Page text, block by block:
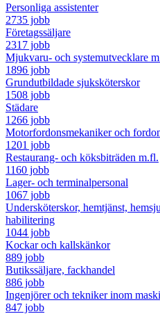
Personliga assistenter
2735 jobb
Företagssäljare
2317 jobb
Mjukvaru- och systemutvecklare
1896 jobb
Grundutbildade sjuksköterskor
1508 jobb
Städare
1266 jobb
Motorfordonsmekaniker och
1201 jobb
Restaurang- och köksbiträden m.fl.
1160 jobb
Lager- och terminalpersonal
1067 jobb
Undersköterskor, hemtjänst,
habilitering
1044 jobb
Kockar och kallskänkor
889 jobb
Butikssäljare, fackhandel
886 jobb
Ingenjörer och tekniker inom
847 jobb